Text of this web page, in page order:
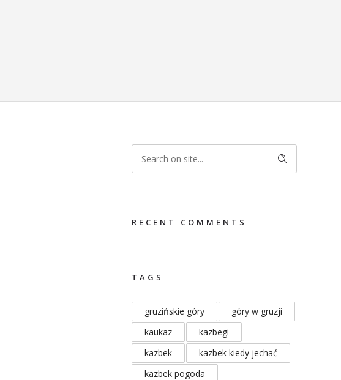
RECENT COMMENTS
TAGS
gruzińskie góry
góry w gruzji
kaukaz
kazbegi
kazbek
kazbek kiedy jechać
kazbek pogoda